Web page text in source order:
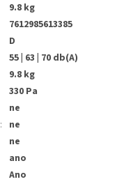
9.8 kg
7612985613385
D
55 | 63 | 70 db(A)
9.8 kg
330 Pa
ne
: ne
ne
ano
Ano